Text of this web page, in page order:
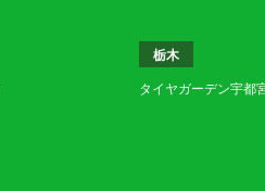
栃木
タイヤガーデン宇都